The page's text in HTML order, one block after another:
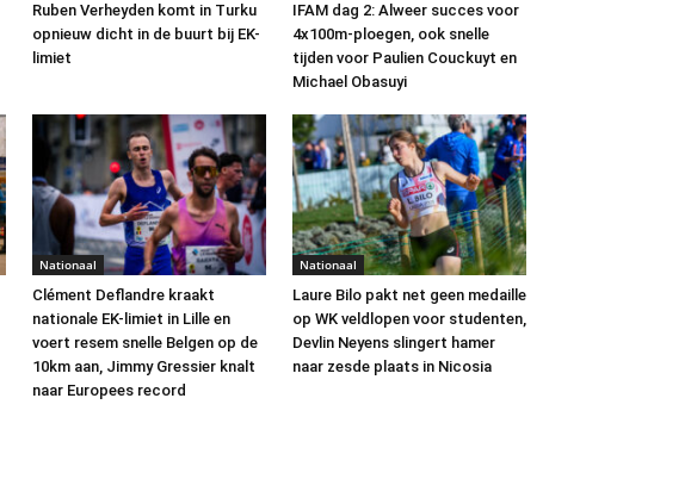
Ruben Verheyden komt in Turku
opnieuw dicht in de buurt bij EK-
limiet
IFAM dag 2: Alweer succes voor
4x100m-ploegen, ook snelle
tijden voor Paulien Couckuyt en
Michael Obasuyi
Nationaal
Clément Deflandre kraakt
nationale EK-limiet in Lille en
voert resem snelle Belgen op de
10km aan, Jimmy Gressier knalt
naar Europees record
Nationaal
Laure Bilo pakt net geen medaille
op WK veldlopen voor studenten,
Devlin Neyens slingert hamer
naar zesde plaats in Nicosia